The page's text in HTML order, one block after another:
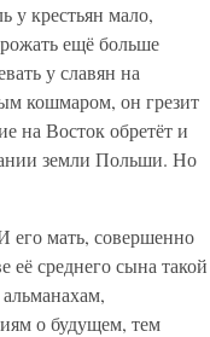
у крестьян мало,
ещё больше
у славян на
кошмаром, он грезит
на Восток обретёт и
земли Польши. Но
его мать, совершенно
её среднего сына такой
о будущем, тем